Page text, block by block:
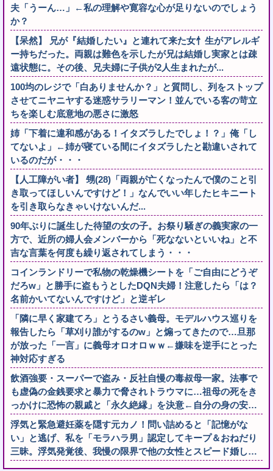
夫「うーん…」←私の理解や寛容な心が足りないのでしょう
か？
【呆然】 兄が『結婚したい』と連れて来た女忄生がアレルギ
ー持ちだった。両親は難色を示したが兄は結婚し実家とは疎
遠状態に。その後、兄夫婦に子供が2人生まれたが...
100均のレジで「白ありませんか？」と質問し、列をストップ
させてニヤニヤする迷惑サラリーマン！並んでいる客の苛立
ちを楽しむ底意地の悪さに激怒
姉「下着に違和感がある！イタズラしたでしょ！？」俺「し
てないよ」←姉が寝ている間にイタズラしたと勘違いされて
いるのだが・・・
【人工障がい者】 甥(28)「両親が亡くなったんで僕のこと引
き取ってほしいんですけど！」なんでいい年したヒキニート
を引き取らなきゃいけないんだ...
90年ぶりに誕生した待望の女の子。お祭り騒ぎの義実家の一
方で、近所の婦人会メンバーから「死なないといいね」と不
吉な言葉を何度も繰り返されてしまう・・・
コインランドリーで私物の乾燥機シートを「ご自由にどうぞ
だろw」と勝手に盗もうとしたDQN夫婦！注意したら「は？
名前かいてないんですけど」と逆ギレ
「隣に早く家建てろ」とうるさい義母。モデルハウス巡りを
報告したら「草刈り誰がするのw」と煽ってきたので…旦那
が放った「一言」に義母オロオロｗｗ←嫌味を逆手にとった
神対応すぎる
飲酒強要・スーパーで盗み・反社自慢の毒叔母一家。法事で
も虚偽の金銭要求と暴力で脅されトラウマに…祖母の死をき
っかけに恐怖の親戚と「永久絶縁」を決意←自分の身の安…
浮気と緊急避妊薬を隠す元カノ！問い詰めると「記憶がな
い」と逃げ、私を「モラハラ男」認定してキープ＆おねだり
三昧。浮気発覚後、我慢の限界で他の女性とスピード婚し…